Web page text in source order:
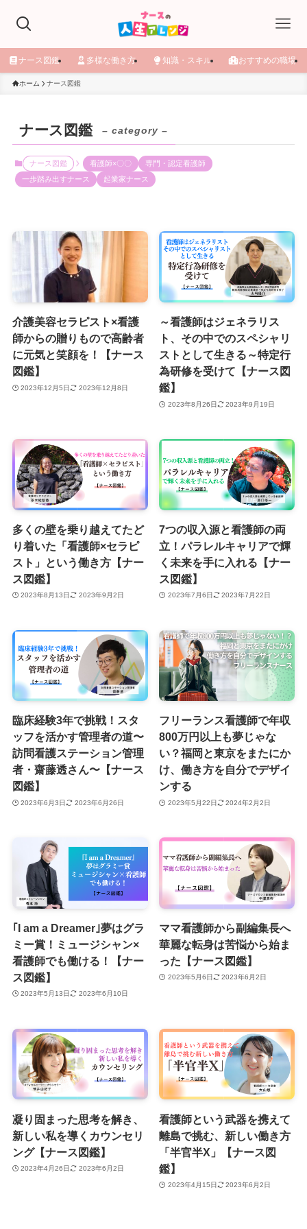
ナース図鑑 多様な働き方 知識・スキル おすすめの職場
ホーム ナース図鑑
ナース図鑑 – category –
ナース図鑑 看護師×〇〇
専門・認定看護師
一歩踏み出すナース
起業家ナース
介護美容セラピスト×看護
師からの贈りもので高齢者
に元気と笑顔を！【ナース
図鑑】
2023年12月5日 2023年12月8日
～看護師はジェネラリス
ト、その中でのスペシャリ
ストとして生きる～特定行
為研修を受けて【ナース図
鑑】
2023年8月26日 2023年9月19日
多くの壁を乗り越えてたど
り着いた「看護師×セラピ
スト」という働き方【ナー
ス図鑑】
2023年8月13日 2023年9月2日
7つの収入源と看護師の両
立！パラレルキャリアで輝
く未来を手に入れる【ナー
ス図鑑】
2023年7月6日 2023年7月22日
臨床経験3年で挑戦！スタ
ッフを活かす管理者の道〜
訪問看護ステーション管理
者・齋藤透さん〜【ナース
図鑑】
2023年6月3日 2023年6月26日
フリーランス看護師で年収
800万円以上も夢じゃな
い？福岡と東京をまたにか
け、働き方を自分でデザイ
ンする
2023年5月22日 2024年2月2日
｢I am a Dreamer｣夢はグラ
ミー賞！ミュージシャン×
看護師でも働ける！【ナー
ス図鑑】
2023年5月13日 2023年6月10日
ママ看護師から副編集長へ
華麗な転身は苦悩から始ま
った【ナース図鑑】
2023年5月6日 2023年6月2日
凝り固まった思考を解き、
新しい私を導くカウンセリ
ング【ナース図鑑】
2023年4月26日 2023年6月2日
看護師という武器を携えて
離島で挑む、新しい働き方
「半官半X」【ナース図
鑑】
2023年4月15日 2023年6月2日